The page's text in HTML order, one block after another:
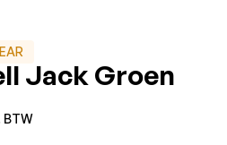
Jack Groen